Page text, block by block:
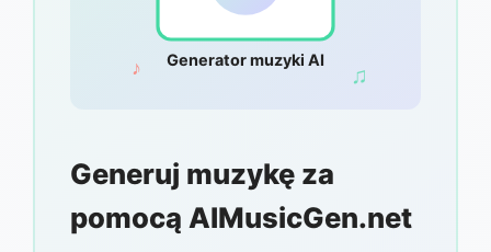
Generator muzyki AI
♪ ♫
Generuj muzykę za
pomocą AIMusicGen.net